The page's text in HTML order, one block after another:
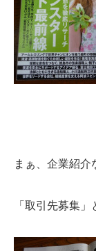
まぁ、企業紹介
「取引先募集